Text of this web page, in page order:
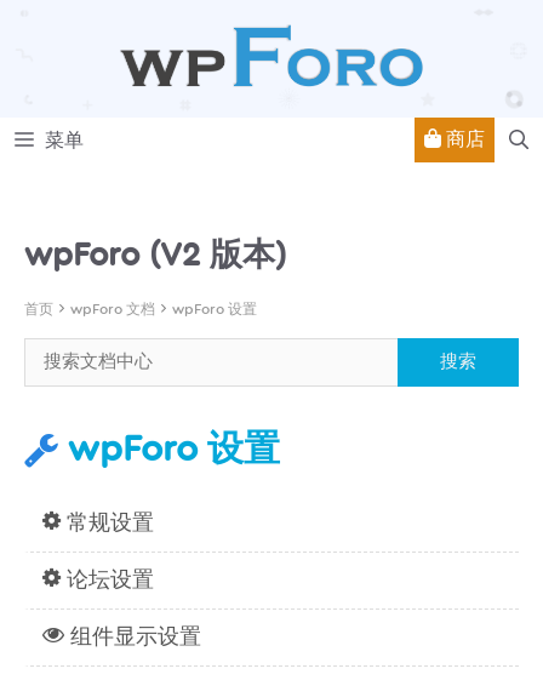
菜单 商店
wpForo (V2 版本)
首页 wpForo 文档 wpForo 设置
wpForo 设置
常规设置
论坛设置
组件显示设置